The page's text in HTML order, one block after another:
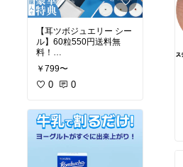
【耳ツボジュエリー シー
ル】60粒550円送料無
料！
レビューでおまけアイテ
ム貰えるらしい！（しか
も選べる）
ス風 #耳ツボジュエリー
シール
￥799〜
0 0